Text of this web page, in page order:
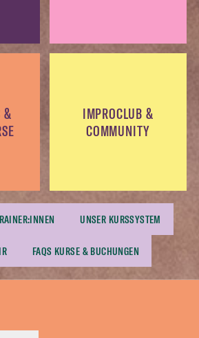
&
IMPROCLUB &
COMMUNITY
UNSER KURSSYSTEM
FAQS KURSE & BUCHUNGEN